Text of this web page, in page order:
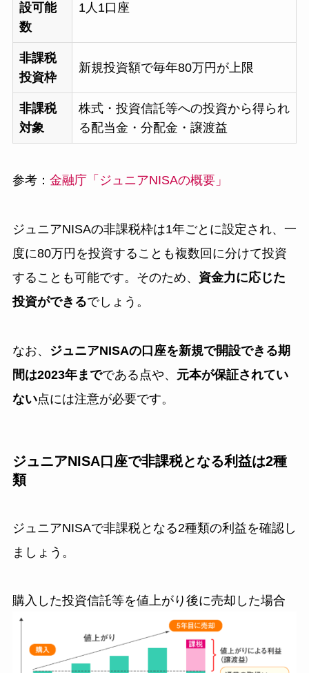
設可能
数
1人1口座
非課税
投資枠
新規投資額で毎年80万円が上限
非課税
対象
株式・投資信託等への投資から得られ
る配当金・分配金・譲渡益
参考： 金融庁「ジュニアNISAの概要」
ジュニアNISAの非課税枠は1年ごとに設定され、一
度に80万円を投資することも複数回に分けて投資
することも可能です。そのため、 資金力に応じた
投資ができるでしょう。
なお、
ジュニアNISAの口座を新規で開設できる期
間は2023年までである点や、 元本が保証されてい
ない点には注意が必要です。
ジュニアNISA口座で非課税となる利益は2種
類
ジュニアNISAで非課税となる2種類の利益を確認し
ましょう。
購入した投資信託等を値上がり後に売却した場合